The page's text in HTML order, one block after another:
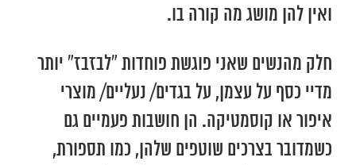
ואין להן מושג מה קורה בו.
חלק מהנשים שאני פוגשת פוחדות “לבזבז” יותר
מדיי כסף על עצמן, על בגדים/ נעליים/ מוצרי
איפור או קוסמטיקה. הן חושבות פעמיים גם
כשמדובר בצרכים שוטפים שלהן, כמו תספורת,